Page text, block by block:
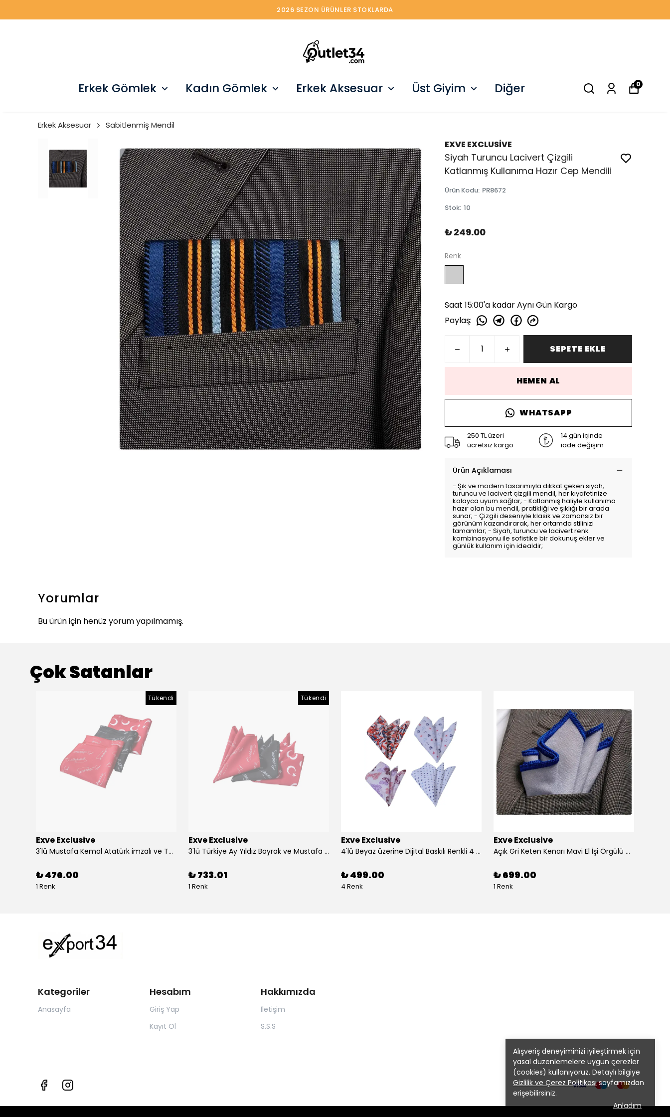
2026 SEZON ÜRÜNLER STOKLARDA
Erkek Gömlek Kadın Gömlek Erkek Aksesuar Üst Giyim Diğer 0
Alışveriş deneyiminizi iyileştirmek için
yasal düzenlemelere uygun çerezler
(cookies) kullanıyoruz. Detaylı bilgiye
Gizlilik ve Çerez Politikasısayfamızdan
erişebilirsiniz.
Anladım
Erkek Aksesuar Sabitlenmiş Mendil
EXVE EXCLUSİVE
Siyah Turuncu Lacivert Çizgili
Katlanmış Kullanıma Hazır Cep Mendili
Ürün Kodu: PR8672
Stok: 10
₺ 249.00
Renk
Saat 15:00'a kadar Aynı Gün Kargo
Paylaş:
SEPETE EKLE
HEMEN AL
WHATSAPP
250 TL üzeri
ücretsiz kargo
14 gün içinde
iade değişim
Ürün Açıklaması
- Şık ve modern tasarımıyla dikkat çeken siyah,
turuncu ve lacivert çizgili mendil, her kıyafetinize
kolayca uyum sağlar; - Katlanmış haliyle kullanıma
hazır olan bu mendil, pratikliği ve şıklığı bir arada
sunar; - Çizgili deseniyle klasik ve zamansız bir
görünüm kazandırarak, her ortamda stilinizi
tamamlar; - Siyah, turuncu ve lacivert renk
kombinasyonu ile sofistike bir dokunuş ekler ve
günlük kullanım için idealdir;
Yorumlar
Bu ürün için henüz yorum yapılmamış.
Çok Satanlar
Tükendi
Exve Exclusive
3'lü Mustafa Kemal Atatürk imzalı ve Türkiye Ay Yıldız Bayraklı Kadın Fular Seti
₺ 476.00
1 Renk
Tükendi
Exve Exclusive
3'lü Türkiye Ay Yıldız Bayrak ve Mustafa Kemal Atatürk imzalı Kırmızı Siyah Yaka Mendili Seti
₺ 733.01
1 Renk
Exve Exclusive
4'lü Beyaz üzerine Dijital Baskılı Renkli 4 in 1 Cep Yaka Mendil Seti
₺ 499.00
4 Renk
Exve Exclusive
Açık Gri Keten Kenarı Mavi El İşi Örgülü Cep Aksesuarı Yaka Mendili
₺ 699.00
1 Renk
Kategoriler
Anasayfa
Hesabım
Giriş Yap
Kayıt Ol
Hakkımızda
İletişim
S.S.S